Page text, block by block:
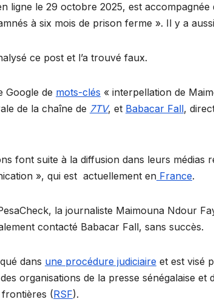
ligne le 29 octobre 2025, est
à six mois de prison ferme ». Il y a
ce post et l’a trouvé faux.
Google de mots-clés « interpellation de
de la chaîne de 7TV, et Babacar Fall,
font suite à la diffusion dans leurs médias
», qui est actuellement en France.
la journaliste Maimouna Ndour
contacté Babacar Fall, sans succès.
dans une procédure judiciaire et est visé
organisations de la presse sénégalaise
(RSF).